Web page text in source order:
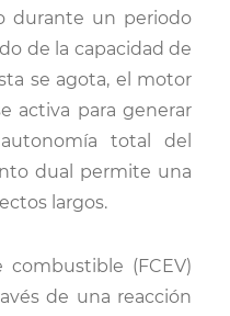
durante un periodo
de la capacidad de
se agota, el motor
activa para generar
total del
dual permite una
largos.
(FCEV)
de una reacción